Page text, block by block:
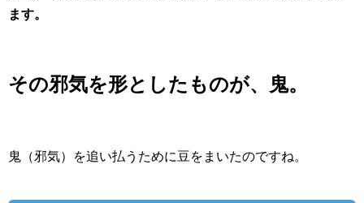
ます。
その邪気を形としたものが、鬼。
鬼（邪気）を追い払うために豆をまいたのですね。